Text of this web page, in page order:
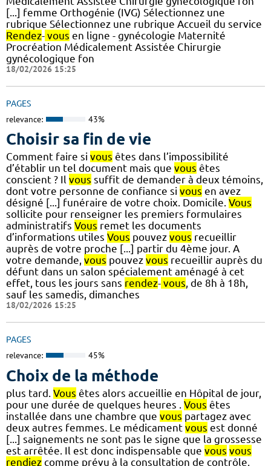
[...] femme Orthogénie (IVG) Sélectionnez une
rubrique Sélectionnez une rubrique Accueil du service
Rendez- vous en ligne - gynécologie Maternité
Procréation Médicalement Assistée Chirurgie
gynécologique fon
18/02/2026 15:25
PAGES
relevance: 43%
Choisir sa fin de vie
Comment faire si vous êtes dans l’impossibilité
d’établir un tel document mais que vous êtes
conscient ? Il vous suffit de demander à deux témoins,
dont votre personne de confiance si vous en avez
désigné [...] funéraire de votre choix. Domicile. Vous
sollicite pour renseigner les premiers formulaires
administratifs Vous remet les documents
d’informations utiles Vous pouvez vous recueillir
auprès de votre proche [...] partir du 4ème jour. A
votre demande, vous pouvez vous recueillir auprès du
défunt dans un salon spécialement aménagé à cet
effet, tous les jours sans rendez- vous, de 8h à 18h,
sauf les samedis, dimanches
18/02/2026 15:25
PAGES
relevance: 45%
Choix de la méthode
plus tard. Vous êtes alors accueillie en Hôpital de jour,
pour une durée de quelques heures . Vous êtes
installée dans une chambre que vous partagez avec
deux autres femmes. Le médicament vous est donné
[...] saignements ne sont pas le signe que la grossesse
est arrêtée. Il est donc indispensable que vous vous
rendiez comme prévu à la consultation de contrôle.